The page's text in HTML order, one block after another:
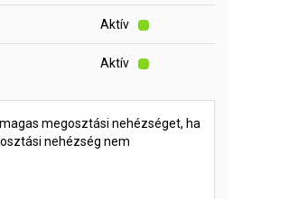
Aktív
Aktív
megosztási nehézséget, ha
nehézség nem